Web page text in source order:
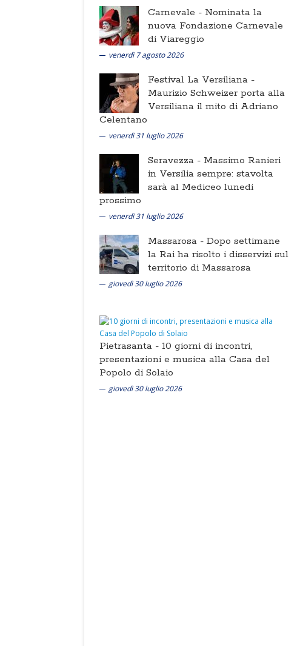
Carnevale - Nominata la
nuova Fondazione Carnevale
di Viareggio
venerdì 7 agosto 2026
Festival La Versiliana -
Maurizio Schweizer porta alla
Versiliana il mito di Adriano
Celentano
venerdì 31 luglio 2026
Seravezza - Massimo Ranieri
in Versilia sempre: stavolta
sarà al Mediceo lunedi
prossimo
venerdì 31 luglio 2026
Massarosa - Dopo settimane
la Rai ha risolto i disservizi sul
territorio di Massarosa
giovedì 30 luglio 2026
Pietrasanta - 10 giorni di incontri,
presentazioni e musica alla Casa del
Popolo di Solaio
giovedì 30 luglio 2026